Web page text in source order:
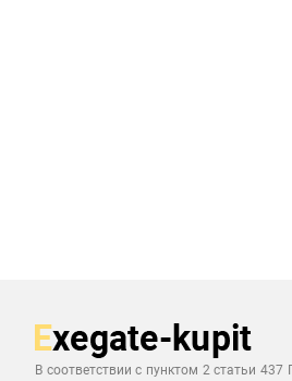
В соответствии с пунктом 2 статьи